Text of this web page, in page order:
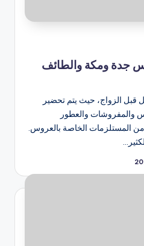
جدة ومكة والطائف
قبل الزواج، حيث يتم تحضير
والمفروشات والعطور
المستلزمات الخاصة بالعروس.